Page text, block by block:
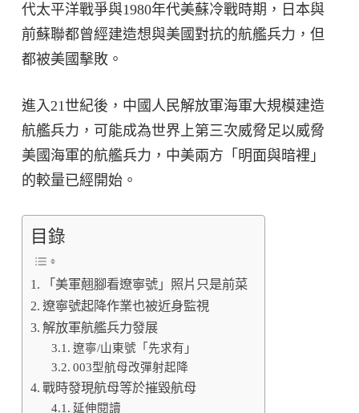
代太平洋戰爭與1980年代美蘇冷戰時期，日本與
前蘇聯都曾經建造想與美國對抗的航艦兵力，但
都被美國擊敗。
進入21世紀後，中國人民解放軍海軍大規模建造
航艦兵力，可能成為世界上第三次威脅足以威脅
美國海軍的航艦兵力，中美兩方「明面與暗裡」
的較量已經開始。
目錄
「美軍翹腳看遼寧號」照片只是前菜
遼寧號起降作業也被近身監視
解放軍航艦兵力發展
遼寧/山東號「先求有」
003型航母改彈射起降
戰時發現航母等於摧毀航母
延伸閱讀